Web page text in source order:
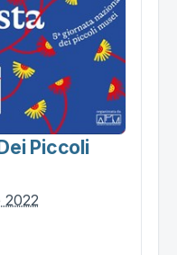
Piccoli
2022